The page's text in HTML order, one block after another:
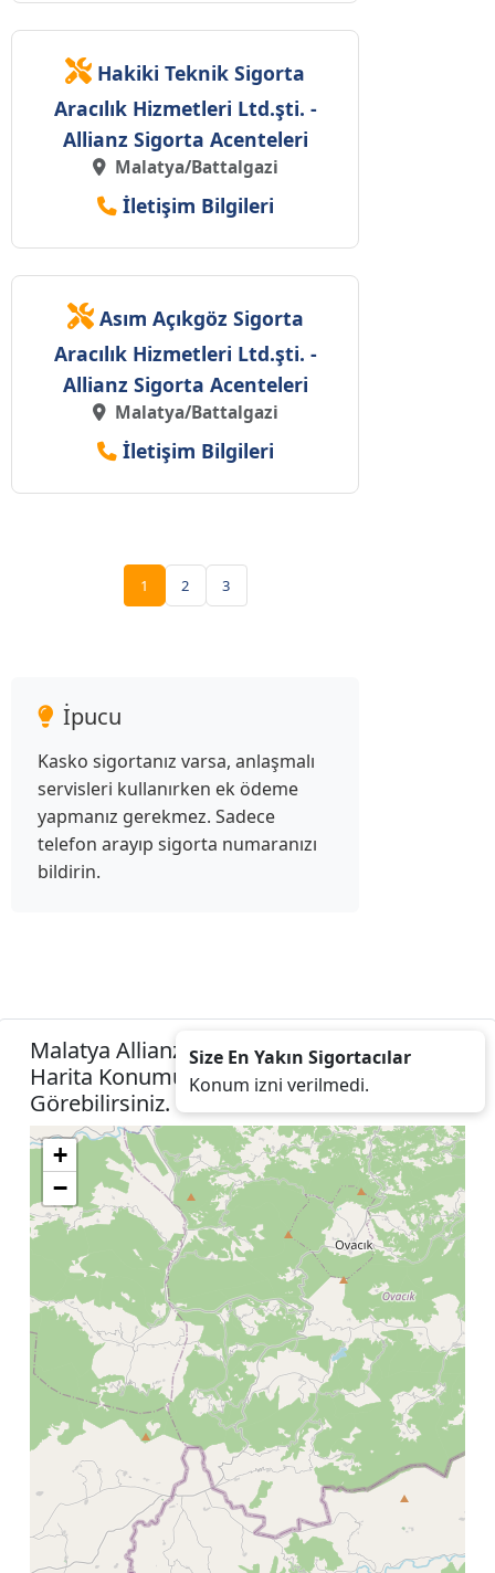
Hakiki Teknik Sigorta
Aracılık Hizmetleri Ltd.şti. -
Allianz Sigorta Acenteleri
Malatya/Battalgazi
İletişim Bilgileri
Asım Açıkgöz Sigorta
Aracılık Hizmetleri Ltd.şti. -
Allianz Sigorta Acenteleri
Malatya/Battalgazi
İletişim Bilgileri
1 2 3
İpucu
Kasko sigortanız varsa, anlaşmalı
servisleri kullanırken ek ödeme
yapmanız gerekmez. Sadece
telefon arayıp sigorta numaranızı
bildirin.
Malatya Allianz Sigorta Acenteleri Listesini
Harita Konumunuza İzin Vererek
Görebilirsiniz.
+
−
Size En Yakın Sigortacılar
Konum izni verilmedi.